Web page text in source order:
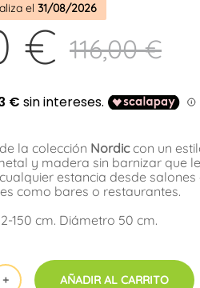
el 31/08/2026
€ 116,00 €
de la colección Nordiccon un
y madera sin barnizar que
estancia desde
como bares o restaurantes.
150 cm. Diámetro 50 cm.
AÑADIR AL CARRITO